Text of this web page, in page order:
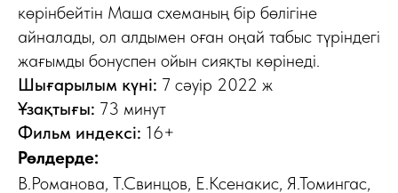
көрінбейтін Маша схеманың бір бөлігіне
айналады, ол алдымен оған оңай табыс түріндегі
жағымды бонуспен ойын сияқты көрінеді.
Шығарылым күні: 7 сәуір 2022 ж
Ұзақтығы: 73 минут
Фильм индексі: 16+
Рөлдерде:
В.Романова, Т.Свинцов, Е.Ксенакис, Я.Томингас,